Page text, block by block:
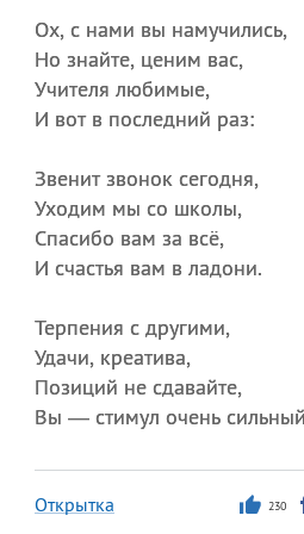
Ох, с нами вы намучились,
Но знайте, ценим вас,
Учителя любимые,
И вот в последний раз:
Звенит звонок сегодня,
Уходим мы со школы,
Спасибо вам за всё,
И счастья вам в ладони.
Терпения с другими,
Удачи, креатива,
Позиций не сдавайте,
Вы — стимул очень
Открытка 230